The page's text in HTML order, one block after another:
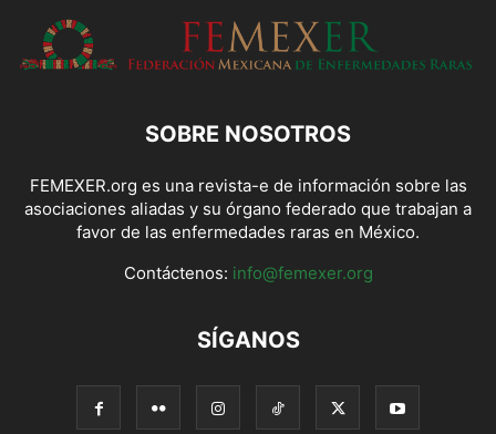
SOBRE NOSOTROS
FEMEXER.org es una revista-e de información sobre las
asociaciones aliadas y su órgano federado que trabajan a
favor de las enfermedades raras en México.
Contáctenos: info@femexer.org
SÍGANOS